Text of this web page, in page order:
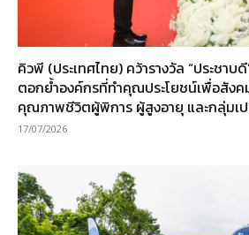
คิวพี (ประเทศไทย) คว้ารางวัล “ประชาบ
ตอกย้ำองค์กรที่ทำคุณประโยชน์เพื่อสัง
คุณภาพชีวิตผู้พิการ ผู้สูงอายุ และกลุ่มเป
17/07/2026